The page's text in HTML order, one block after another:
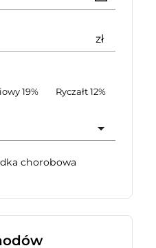
zł
19% Ryczałt 12%
chorobowa